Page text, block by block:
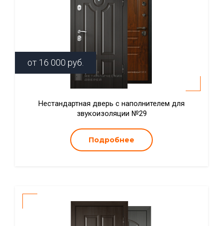
от 16 000 руб.
Нестандартная дверь с наполнителем для
звукоизоляции №29
Подробнее